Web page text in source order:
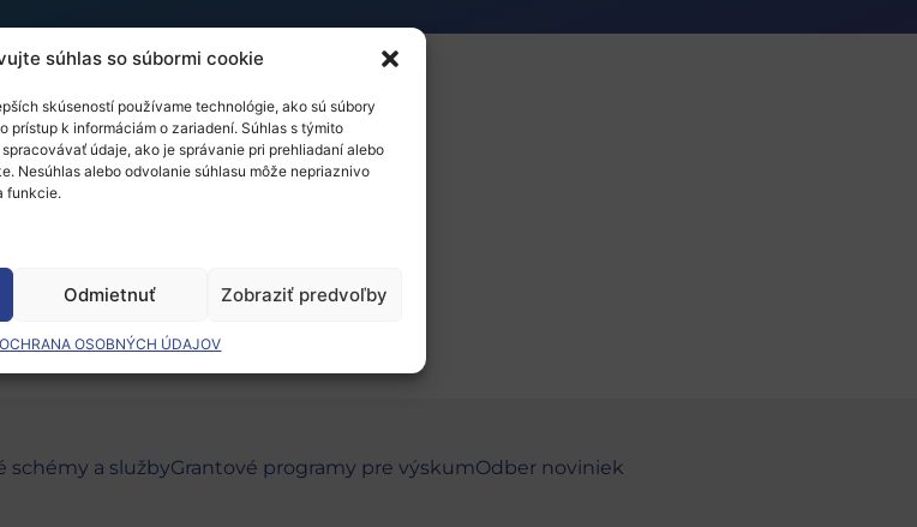
súhlas so súbormi cookie
skúseností používame technológie, ako sú súbory
prístup k informáciám o zariadení. Súhlas s týmito
údaje, ako je správanie pri prehliadaní alebo
Nesúhlas alebo odvolanie súhlasu môže nepriaznivo
funkcie.
Odmietnuť Zobraziť predvoľby
OCHRANA OSOBNÝCH ÚDAJOV
Conference
schémy a službyGrantové programy pre výskumOdber noviniek